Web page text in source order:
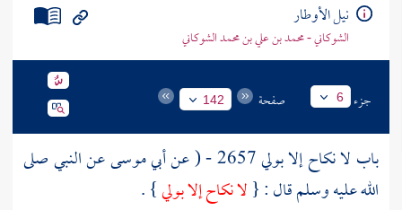
نيل الأوطار
الشوكاني - محمد بن علي بن محمد الشوكاني
جزء 6 صفحة 142
باب لا نكاح إلا بولي 2657 - ( عن أبي موسىعن النبي صلى
الله عليه وسلم قال : {لا نكاح إلا بولي} .